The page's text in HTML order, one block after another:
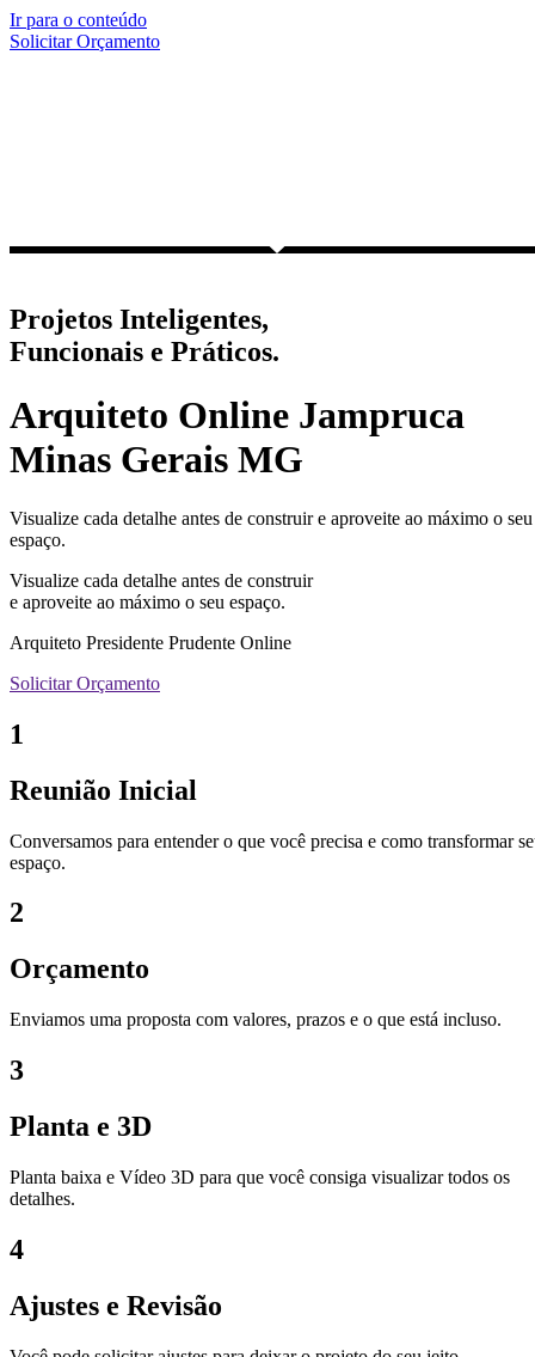
Ir para o conteúdo
Solicitar Orçamento
Projetos Inteligentes,
Funcionais e Práticos.
Arquiteto Online Jampruca
Minas Gerais MG
Visualize cada detalhe antes de construir e aproveite ao máximo o seu
espaço.
Visualize cada detalhe antes de construir
e aproveite ao máximo o seu espaço.
Arquiteto Presidente Prudente Online
Solicitar Orçamento
1
Reunião Inicial
Conversamos para entender o que você precisa e como transformar
espaço.
2
Orçamento
Enviamos uma proposta com valores, prazos e o que está incluso.
3
Planta e 3D
Planta baixa e Vídeo 3D para que você consiga visualizar todos os
detalhes.
4
Ajustes e Revisão